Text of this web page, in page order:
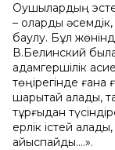
Оқушылардың
– оларды әсемдік,
баулу. Бұл
В.Белинский
адамгершілік
төңірегінде ғана
шарықтай алады,
тұрғыдан
ерлік істей
қайыспайды....».